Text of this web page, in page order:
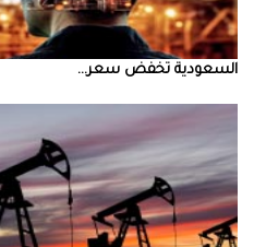
السعودية‭ ‬تخفض‭ ‬سعر‭ ...